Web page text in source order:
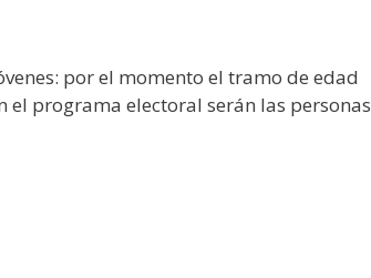
por el momento el tramo de edad
el programa electoral serán las personas